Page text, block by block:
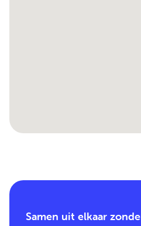
Samen uit elkaar